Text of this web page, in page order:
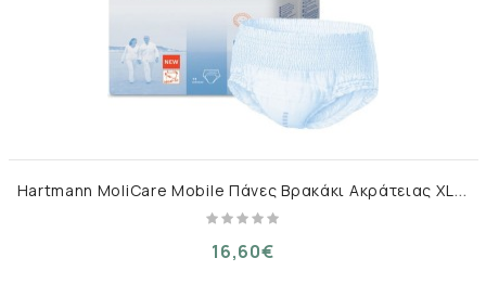
H
artmann MoliCare Mobile Πάνες Βρακάκι Ακράτειας XLarge 14τμχ
16,60€